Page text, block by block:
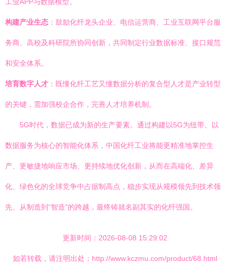
构建产业生态 ：鼓励化纤龙头企业、电信运营商、工业互联网平台服
务商、高校及科研院所协同创新，共同制定行业数据标准、接口规范
和安全体系。
培育数字人才 ：既懂化纤工艺又懂数据分析的复合型人才是产业转型
的关键，需加强校企合作，完善人才培养机制。
5G时代，数据已成为新的生产要素。通过构建以5G为纽带、以
数据服务为核心的智能化体系，中国化纤工业将能更精准地掌控生
产、更敏捷地响应市场、更持续地优化创新，从而在高端化、差异
化、绿色化的全球竞争中占据制高点，稳步实现从规模领先到技术领
先、从制造到“智造”的跨越，最终铸就名副其实的化纤强国。
更新时间：2026-08-08 15:29:02
如若转载，请注明出处：http://www.kczmu.com/product/68.html